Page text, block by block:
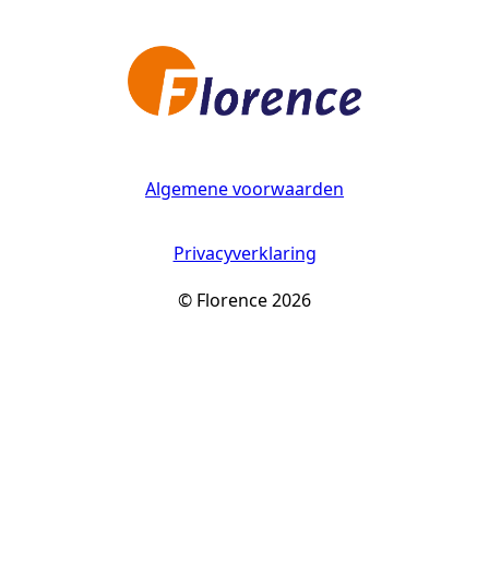
Algemene voorwaarden
Privacyverklaring
© Florence 2026